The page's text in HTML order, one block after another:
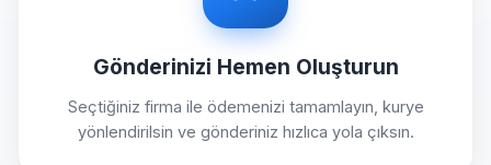
Gönderinizi Hemen Oluşturun
Seçtiğiniz firma ile ödemenizi tamamlayın, kurye
yönlendirilsin ve gönderiniz hızlıca yola çıksın.